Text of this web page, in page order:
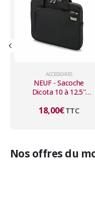
ACCESSOIRES
NEUF - Sacoche
Business 14"
25,00€
Nos offres du